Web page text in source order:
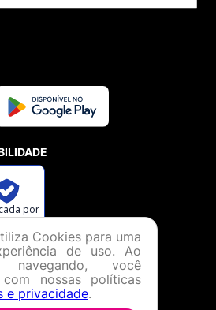
Cookies para uma
de uso. Ao
navegando, você
nossas políticas
e privacidade.